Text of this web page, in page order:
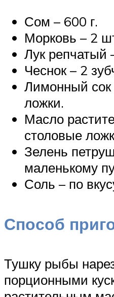
Сом – 600 г.
Морковь – 2
Лук репчатый
Чеснок – 2
Лимонный сок
ложки.
Масло
столовые
Зелень
маленькому
Соль – по
Способ
Тушку рыбы
порционными